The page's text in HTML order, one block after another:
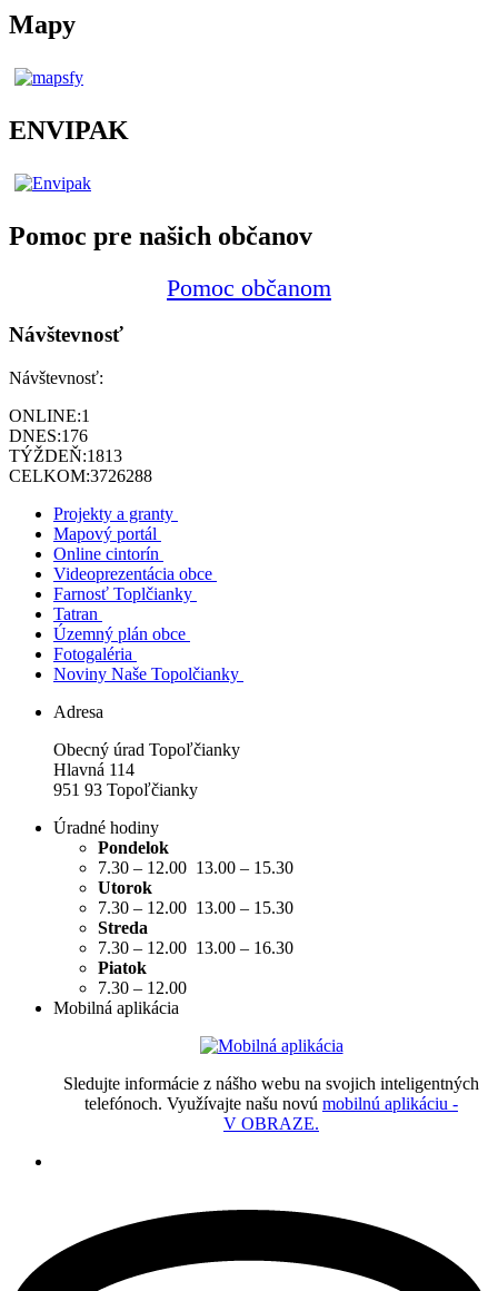
Mapy
ENVIPAK
Pomoc pre našich občanov
Pomoc občanom
Návštevnosť
Návštevnosť:
ONLINE:1
DNES:176
TÝŽDEŇ:1813
CELKOM:3726288
Projekty a granty
Mapový portál
Online cintorín
Videoprezentácia obce
Farnosť Toplčianky
Tatran
Územný plán obce
Fotogaléria
Noviny Naše Topolčianky
Adresa
Obecný úrad Topoľčianky
Hlavná 114
951 93 Topoľčianky
Úradné hodiny
Pondelok
7.30 – 12.00 13.00 – 15.30
Utorok
7.30 – 12.00 13.00 – 15.30
Streda
7.30 – 12.00 13.00 – 16.30
Piatok
7.30 – 12.00
Mobilná aplikácia
Sledujte informácie z nášho webu na svojich inteligentných
telefónoch. Využívajte našu novú mobilnú aplikáciu -
V OBRAZE.